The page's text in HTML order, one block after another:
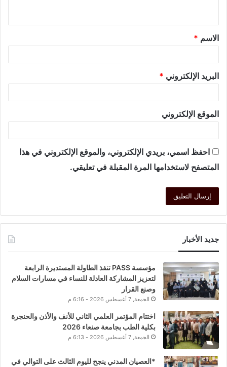
الاسم *
البريد الإلكتروني *
الموقع الإلكتروني
احفظ اسمي، بريدي الإلكتروني، والموقع الإلكتروني في هذا
المتصفح لاستخدامها المرة المقبلة في تعليقي.
جديد الأخبار
مؤسسة PASS تنفذ الطاولة المستديرة الرابعة
لتعزيز المشاركة العادلة للنساء في مسارات السلام
وصنع القرار
الجمعة, 7 أغسطس 2026 - 6:16 م
اختتام المؤتمر العلمي الثاني للأنف والأذن والحنجرة
بكلية الطب بجامعة صنعاء 2026
الجمعة, 7 أغسطس 2026 - 6:13 م
*العصيان المدني ينجح لليوم الثالث على التوالي في